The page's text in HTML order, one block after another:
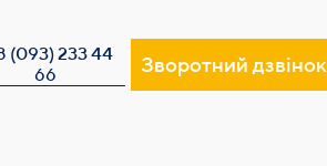
(093) 233 44
66
Зворотний дзвінок